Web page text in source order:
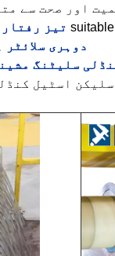
اور صحت سے
تیز
دوہری
سلیٹنگ
اسٹیل